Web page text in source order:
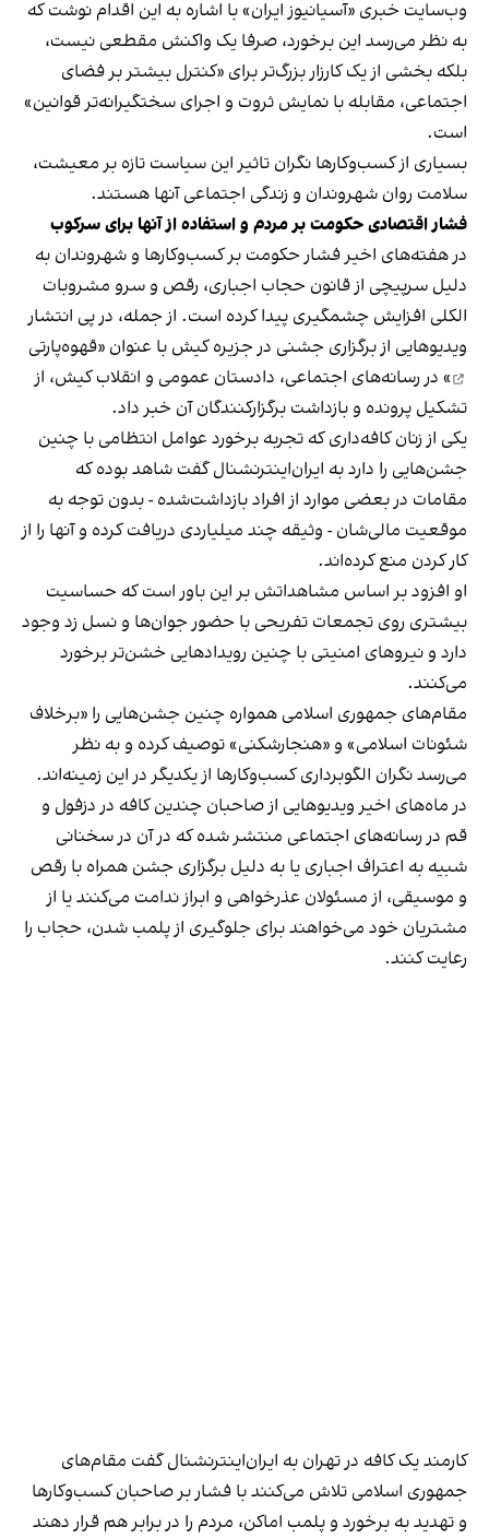
وب‌سایت خبری «آسیانیوز ایران» با اشاره به این اقدام نوشت که
به نظر می‌رسد این برخورد، صرفا یک واکنش مقطعی نیست،
بلکه بخشی از یک کارزار بزرگ‌تر برای «کنترل بیشتر بر فضای
اجتماعی، مقابله با نمایش ثروت و اجرای سختگیرانه‌تر قوانین»
است.
بسیاری از کسب‌وکارها نگران تاثیر این سیاست‌ تازه بر معیشت،
سلامت روان شهروندان و زندگی اجتماعی آنها هستند.
فشار اقتصادی حکومت بر مردم و استفاده از آنها برای سرکوب
در هفته‌های اخیر فشار حکومت بر کسب‌وکارها و شهروندان به
دلیل سرپیچی از قانون حجاب اجباری، رقص و سرو مشروبات
الکلی افزایش چشمگیری پیدا کرده است. از جمله، در پی انتشار
ویدیوهایی از برگزاری جشنی در جزیره کیش با عنوان «قهوه‌پارتی
» در رسانه‌های اجتماعی، دادستان عمومی و انقلاب کیش، از
تشکیل پرونده و بازداشت برگزارکنندگان آن خبر داد.
یکی از زنان کافه‌داری که تجربه برخورد عوامل انتظامی با چنین
جشن‌هایی را دارد به ایران‌اینترنشنال گفت شاهد بوده که
مقامات در بعضی موارد از افراد بازداشت‌‌شده - بدون توجه به
موقعیت مالی‌شان - وثیقه چند میلیاردی دریافت کرده و آنها را از
کار کردن منع کرده‌اند.
او افزود بر اساس مشاهداتش بر این باور است که حساسیت
بیشتری روی تجمعات تفریحی با حضور جوان‌ها و نسل زد وجود
دارد و نیروهای امنیتی با چنین رویدادهایی خشن‌تر برخورد
می‌کنند.
مقام‌های جمهوری اسلامی همواره چنین جشن‌هایی را «برخلاف
شئونات اسلامی» و «هنجارشکنی» توصیف کرده و به نظر
می‌رسد نگران الگوبرداری کسب‌وکارها از یکدیگر در این زمینه‌اند.
در ماه‌های اخیر ویدیوهایی از صاحبان چندین کافه در دزفول و
قم در رسانه‌های اجتماعی منتشر شده که در آن در سخنانی
شبیه به اعتراف اجباری یا به دلیل برگزاری جشن همراه با رقص
و موسیقی، از مسئولان عذرخواهی و ابراز ندامت می‌کنند یا از
مشتریان خود می‌خواهند برای جلوگیری از پلمب شدن، حجاب را
رعایت کنند.
کارمند یک کافه در تهران به ایران‌اینترنشنال گفت مقام‌های
جمهوری اسلامی تلاش می‌کنند با فشار بر صاحبان کسب‌وکارها
و تهدید به برخورد و پلمب اماکن، مردم را در برابر هم قرار دهند